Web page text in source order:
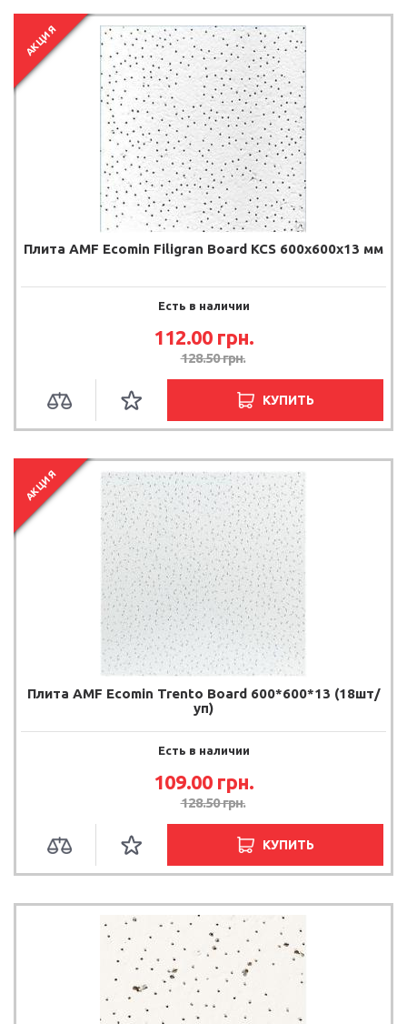
АКЦИЯ
Плита AMF Ecomin Filigran Board KCS 600х600х13 мм
Есть в наличии
112.00 грн.
128.50грн.
КУПИТЬ
АКЦИЯ
Плита AMF Ecomin Trento Board 600*600*13 (18шт/
уп)
Есть в наличии
109.00 грн.
128.50грн.
КУПИТЬ